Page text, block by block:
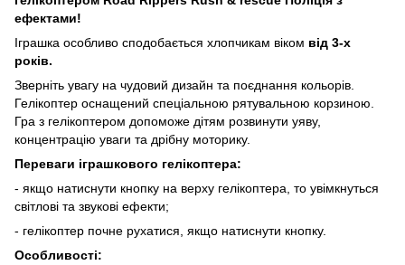
ефектами!
Іграшка особливо сподобається хлопчикам віком від 3-х
років.
Зверніть увагу на чудовий дизайн та поєднання кольорів.
Гелікоптер оснащений спеціальною рятувальною корзиною.
Гра з гелікоптером допоможе дітям розвинути уяву,
концентрацію уваги та дрібну моторику.
Переваги іграшкового гелікоптера:
- якщо натиснути кнопку на верху гелікоптера, то увімкнуться
світлові та звукові ефекти;
- гелікоптер почне рухатися, якщо натиснути кнопку.
Особливості: